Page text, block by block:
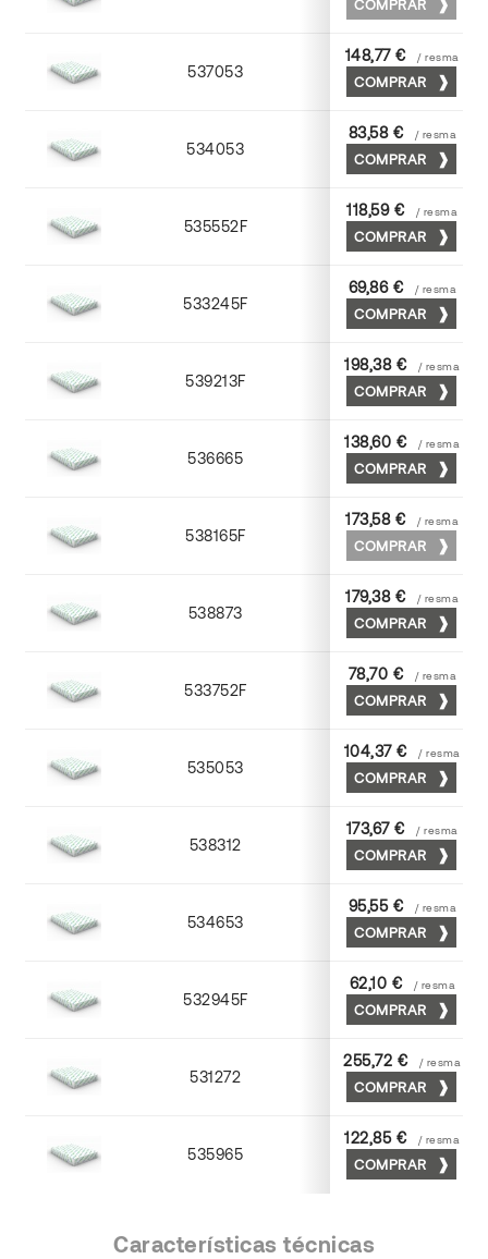
COMPRAR
537053 53 x 75
148,77 € / resma
COMPRAR
534053 53 x 75
83,58 € / resma
COMPRAR
535552F 52 x 70
118,59 € / resma
COMPRAR
533245F 45 x 64
69,86 € / resma
COMPRAR
539213F 72 x 102
198,38 € / resma
COMPRAR
536665 65 x 90
138,60 € / resma
COMPRAR
538165F 65 x 90
173,58 € / resma
COMPRAR
538873 70 x 100
179,38 € / resma
COMPRAR
533752F 52 x 70
78,70 € / resma
COMPRAR
535053 53 x 75
104,37 € / resma
COMPRAR
538312 72 x 102
173,67 € / resma
COMPRAR
534653 52 x 70
95,55 € / resma
COMPRAR
532945F 45 x 64
62,10 € / resma
COMPRAR
531272 70 x 100
255,72 € / resma
COMPRAR
535965 65 x 90
122,85 € / resma
COMPRAR
Características técnicas